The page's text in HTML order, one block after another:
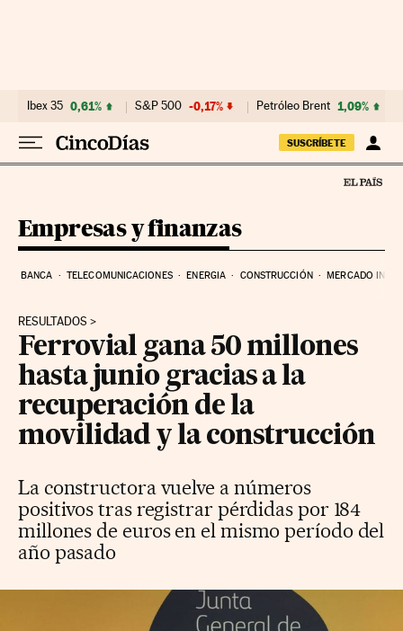
Ibex 35 0,61% S&P 500 -0,17% Petróleo Brent 1,09%
SUSCRÍBETE
Empresas y finanzas
BANCA TELECOMUNICACIONES ENERGIA CONSTRUCCIÓN MERCADO
RESULTADOS
Ferrovial gana 50 millones
hasta junio gracias a la
recuperación de la
movilidad y la construcción
La constructora vuelve a números
positivos tras registrar pérdidas por 184
millones de euros en el mismo período del
año pasado